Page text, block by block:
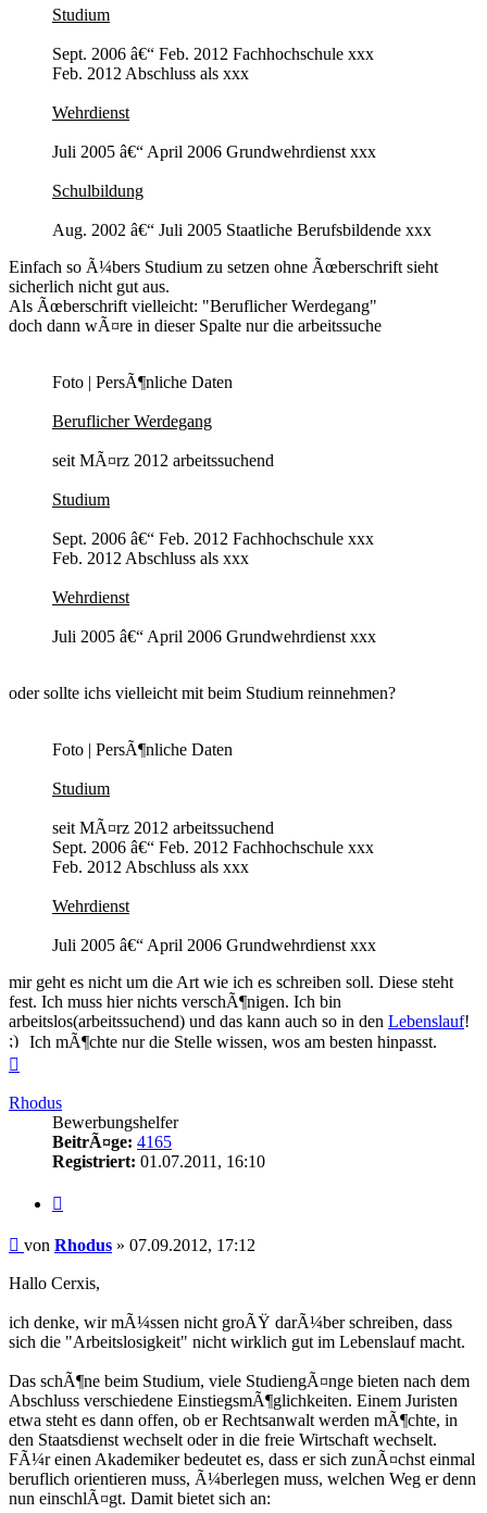
Studium
Sept. 2006 â€“ Feb. 2012 Fachhochschule xxx
Feb. 2012 Abschluss als xxx
Wehrdienst
Juli 2005 â€“ April 2006 Grundwehrdienst xxx
Schulbildung
Aug. 2002 â€“ Juli 2005 Staatliche Berufsbildende xxx
Einfach so Ã¼bers Studium zu setzen ohne Ãœberschrift sieht
sicherlich nicht gut aus.
Als Ãœberschrift vielleicht: "Beruflicher Werdegang"
doch dann wÃ¤re in dieser Spalte nur die arbeitssuche
Foto | PersÃ¶nliche Daten
Beruflicher Werdegang
seit MÃ¤rz 2012 arbeitssuchend
Studium
Sept. 2006 â€“ Feb. 2012 Fachhochschule xxx
Feb. 2012 Abschluss als xxx
Wehrdienst
Juli 2005 â€“ April 2006 Grundwehrdienst xxx
oder sollte ichs vielleicht mit beim Studium reinnehmen?
Foto | PersÃ¶nliche Daten
Studium
seit MÃ¤rz 2012 arbeitssuchend
Sept. 2006 â€“ Feb. 2012 Fachhochschule xxx
Feb. 2012 Abschluss als xxx
Wehrdienst
Juli 2005 â€“ April 2006 Grundwehrdienst xxx
mir geht es nicht um die Art wie ich es schreiben soll. Diese steht
fest. Ich muss hier nichts verschÃ¶nigen. Ich bin
arbeitslos(arbeitssuchend) und das kann auch so in den Lebenslauf!
Ich mÃ¶chte nur die Stelle wissen, wos am besten hinpasst.
Rhodus
Bewerbungshelfer
BeitrÃ¤ge: 4165
Registriert: 01.07.2011, 16:10
Beitrag
von Rhodus » 07.09.2012, 17:12
Hallo Cerxis,
ich denke, wir mÃ¼ssen nicht groÃŸ darÃ¼ber schreiben, dass
sich die "Arbeitslosigkeit" nicht wirklich gut im Lebenslauf macht.
Das schÃ¶ne beim Studium, viele StudiengÃ¤nge bieten nach dem
Abschluss verschiedene EinstiegsmÃ¶glichkeiten. Einem Juristen
etwa steht es dann offen, ob er Rechtsanwalt werden mÃ¶chte, in
den Staatsdienst wechselt oder in die freie Wirtschaft wechselt.
FÃ¼r einen Akademiker bedeutet es, dass er sich zunÃ¤chst einmal
beruflich orientieren muss, Ã¼berlegen muss, welchen Weg er denn
nun einschlÃ¤gt. Damit bietet sich an: